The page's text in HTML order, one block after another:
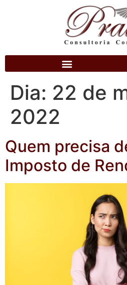
Dia: 22 de
2022
Quem precisa
Imposto de